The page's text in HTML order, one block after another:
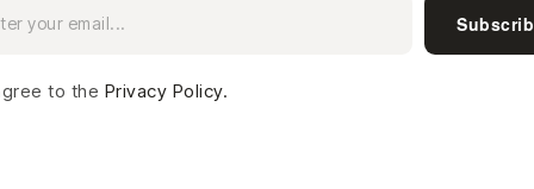
to the Privacy Policy.